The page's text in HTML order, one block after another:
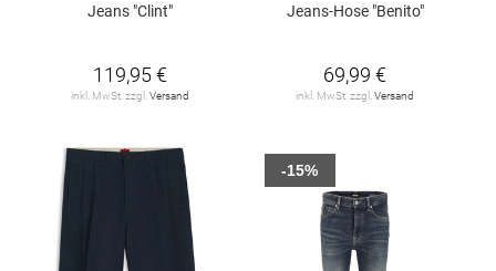
Jeans "Clint"
119,95 €
inkl. MwSt. zzgl. Versand
Jeans-Hose "Benito"
69,99 €
inkl. MwSt. zzgl. Versand
-15%